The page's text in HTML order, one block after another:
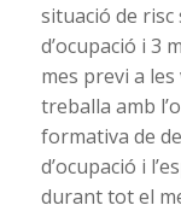
situació de risc
d’ocupació i 3
mes previ a les
treballa amb
formativa de
d’ocupació i
durant tot el